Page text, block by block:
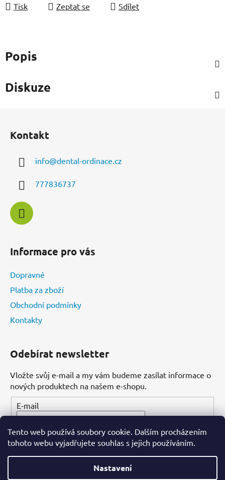
Tento web používá soubory cookie. Dalším procházením
tohoto webu vyjadřujete souhlas s jejich používáním.
Nastavení
Tisk Zeptat se Sdílet
Popis
Diskuze
Kontakt
info@dental-ordinace.cz
777836737
Informace pro vás
Dopravné
Platba za zboží
Obchodní podmínky
Kontakty
Odebírat newsletter
Vložte svůj e-mail a my vám budeme zasílat informace o
nových produktech na našem e-shopu.
E-mail
PŘIHLÁSIT SE